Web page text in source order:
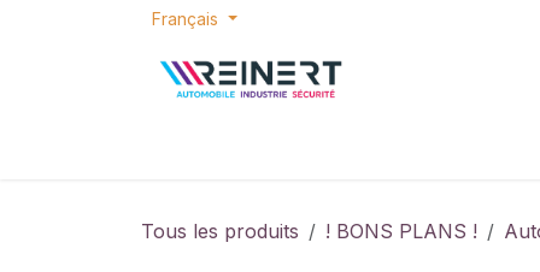
Se rendre au contenu
Français
Tous les produits ! BONS PLANS !